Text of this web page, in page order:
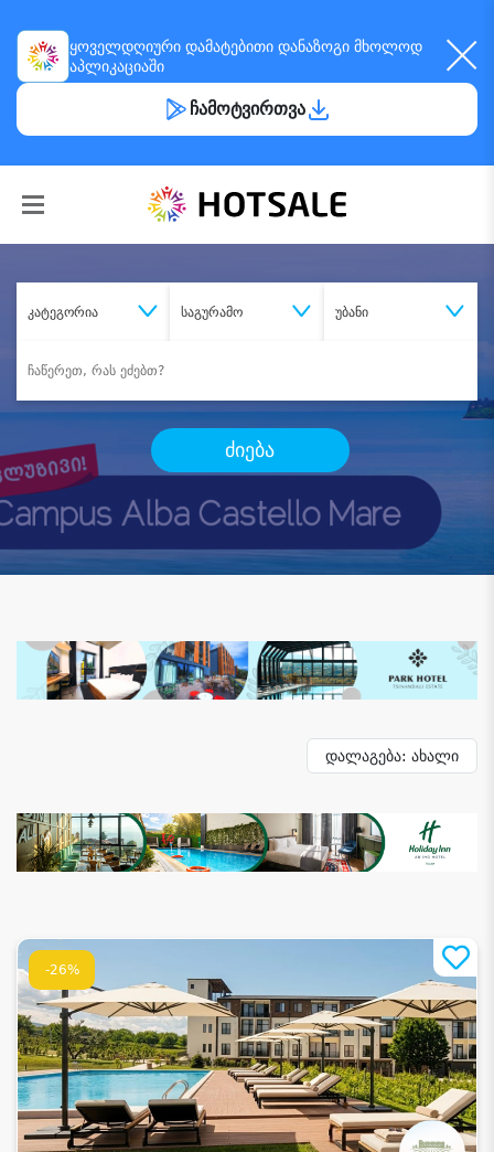
ყოველდღიური დამატებითი დანაზოგი მხოლოდ
აპლიკაციაში
ჩამოტვირთვა
კატეგორია საგურამო უბანი
ძიება
დალაგება: ახალი
-26%